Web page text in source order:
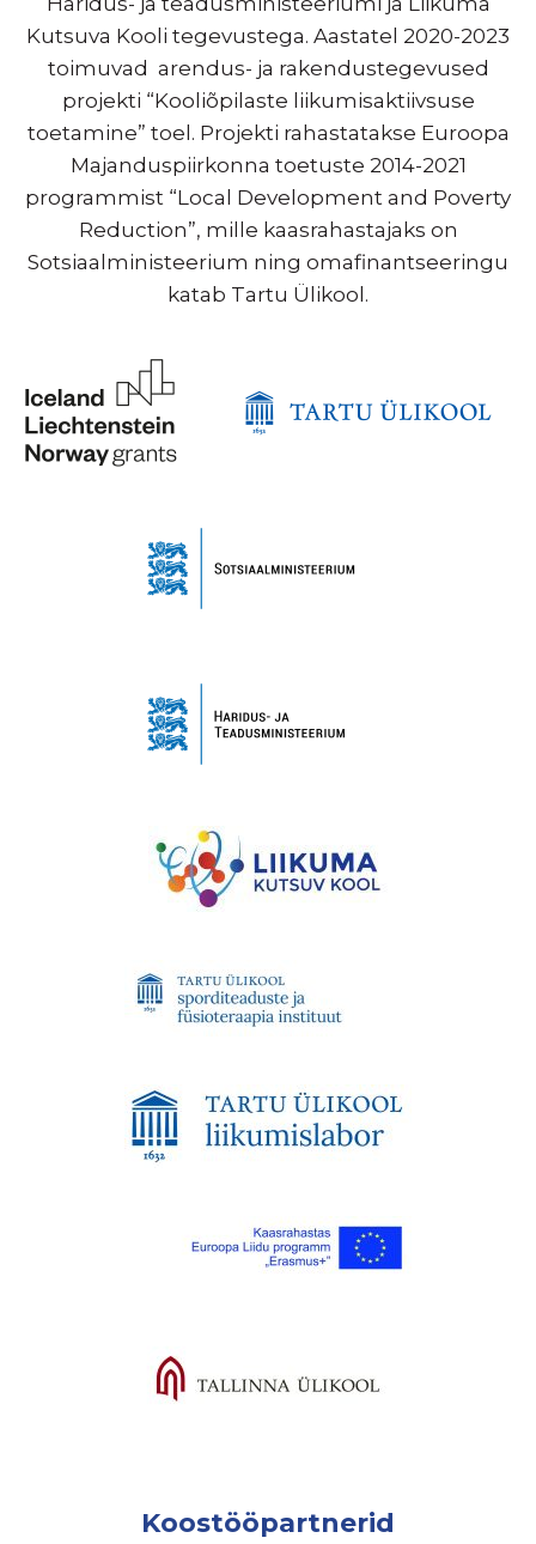
Kutsuva Kooli tegevustega. Aastatel 2020-2023
toimuvad arendus- ja rakendustegevused
projekti “Kooliõpilaste liikumisaktiivsuse
toetamine” toel. Projekti rahastatakse Euroopa
Majanduspiirkonna toetuste 2014-2021
programmist “Local Development and Poverty
Reduction”, mille kaasrahastajaks on
Sotsiaalministeerium ning omafinantseeringu
katab Tartu Ülikool.
Koostööpartnerid